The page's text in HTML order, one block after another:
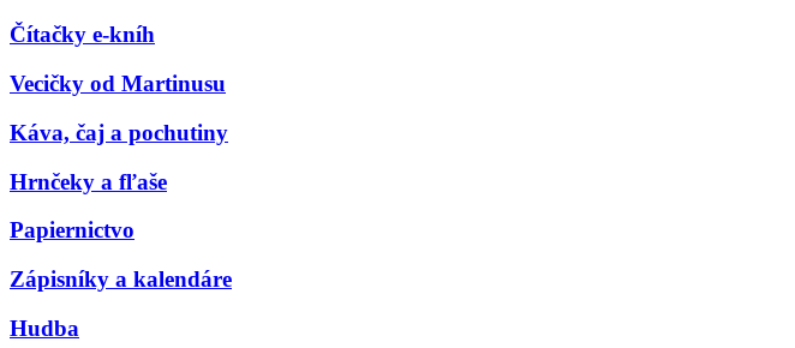
Čítačky e-kníh
Vecičky od Martinusu
Káva, čaj a pochutiny
Hrnčeky a fľaše
Papiernictvo
Zápisníky a kalendáre
Hudba